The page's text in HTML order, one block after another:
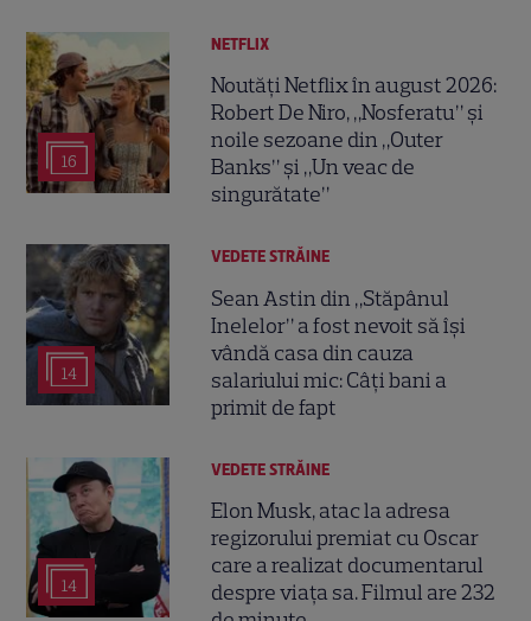
16
NETFLIX
Noutăți Netflix în august 2026:
Robert De Niro, „Nosferatu” și
noile sezoane din „Outer
Banks” și „Un veac de
singurătate”
14
VEDETE STRĂINE
Sean Astin din „Stăpânul
Inelelor” a fost nevoit să își
vândă casa din cauza
salariului mic: Câți bani a
primit de fapt
14
VEDETE STRĂINE
Elon Musk, atac la adresa
regizorului premiat cu Oscar
care a realizat documentarul
despre viața sa. Filmul are 232